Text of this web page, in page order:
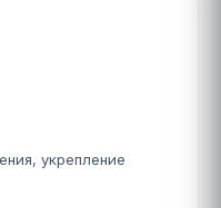
укрепление